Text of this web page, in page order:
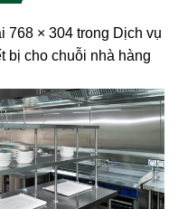
768 × 304 trong Dịch vụ
bị cho chuỗi nhà hàng